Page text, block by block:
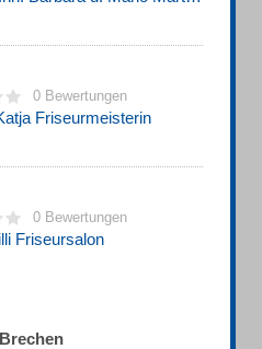
0 Bewertungen
Friseurmeisterin
0 Bewertungen
Friseursalon